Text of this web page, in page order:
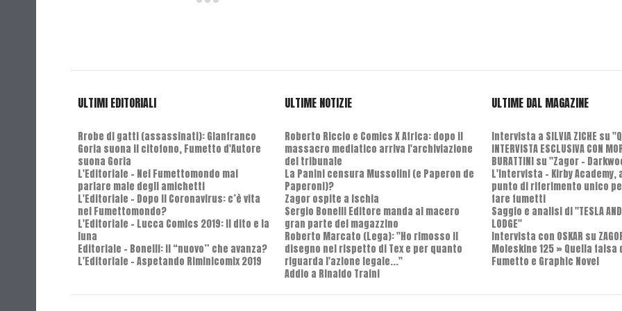
ULTIMI EDITORIALI
Rrobe di gatti (assassinati): Gianfranco
Goria suona il citofono, Fumetto d'Autore
suona Goria
L'Editoriale - Nel Fumettomondo mai
parlare male degli amichetti
L'Editoriale - Dopo il Coronavirus: c’è vita
nel Fumettomondo?
L'Editoriale - Lucca Comics 2019: Il dito e la
luna
Editoriale - Bonelli: il “nuovo” che avanza?
L'Editoriale - Aspetando Riminicomix 2019
ULTIME NOTIZIE
Roberto Riccio e Comics X Africa: dopo il
massacro mediatico arriva l'archiviazione
del tribunale
La Panini censura Mussolini (e Paperon de
Paperoni)?
Zagor ospite a Ischia
Sergio Bonelli Editore manda al macero
gran parte del magazzino
Roberto Marcato (Lega): "Ho rimosso il
disegno nel rispetto di Tex e per quanto
riguarda l'azione legale..."
Addio a Rinaldo Traini
ULTIME DAL MAGAZINE
Intervista a SILVIA ZICHE su
INTERVISTA ESCLUSIVA CON
BURATTINI su "Zagor -
L'Intervista - Kirby Academy,
punto di riferimento unico
fare fumetti
Saggio e analisi di "TESLA AND
LODGE"
Intervista con OSKAR su
Moleskine 125 » Quella
Fumetto e Graphic Novel